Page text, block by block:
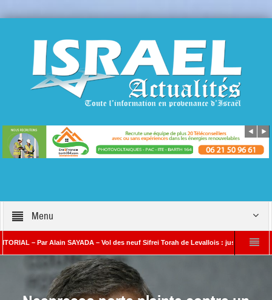
Menu
– Par Alain SAYADA – Vol des neuf Sifrei Torah de Levallois : jusqu’à quand le
Benjamin Netanyahou à l’Iran : « Si vous nous attaquez, notre